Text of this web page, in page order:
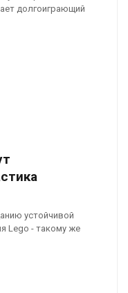
долгоиграющий
устойчивой
Lego - такому же